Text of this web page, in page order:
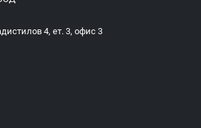
4, ет. 3, офис 3